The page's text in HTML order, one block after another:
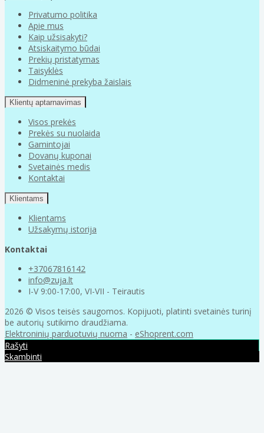
Privatumo politika
Apie mus
Kaip užsisakyti?
Atsiskaitymo būdai
Prekių pristatymas
Taisyklės
Didmeninė prekyba žaislais
Klientų aptarnavimas
Visos prekės
Prekės su nuolaida
Gamintojai
Dovanų kuponai
Svetainės medis
Kontaktai
Klientams
Klientams
Užsakymų istorija
Kontaktai
+37067816142
info@zuja.lt
I-V 9:00-17:00, VI-VII - Teirautis
2026 © Visos teisės saugomos. Kopijuoti, platinti svetainės turinį
be autorių sutikimo draudžiama.
Elektroninių parduotuvių nuoma - eShoprent.com
Rašyti
Skambinti